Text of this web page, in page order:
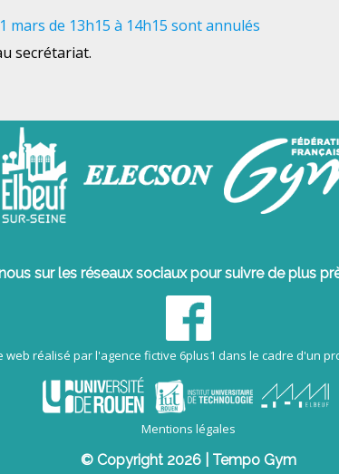
mars de 13h15 à 14h15 sont annulés
secrétariat.
sur les réseaux sociaux pour suivre de plus
web réalisé par l'agence fictive 6plus1 dans le cadre d'un
Mentions légales
© Copyright 2026 | Tempo Gym